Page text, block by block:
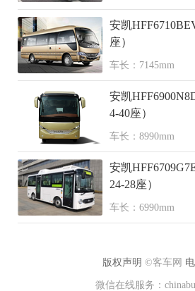
安凯
座）
车长：7145mm
安凯
4-40座）
车长：8990mm
安凯
24-28座）
车长：6990mm
版权声明 ©客车网
微信在线服务：